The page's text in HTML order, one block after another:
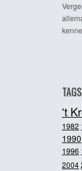
TAGS
't
1982
1990
1996
2004